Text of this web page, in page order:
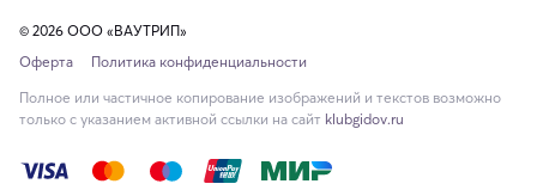
© 2026 ООО «ВАУТРИП»
Оферта
Политика конфиденциальности
Полное или частичное копирование изображений и текстов возможно
только с указанием активной ссылки на сайт klubgidov.ru